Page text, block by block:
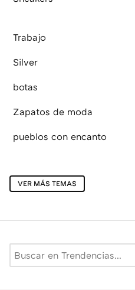
Trabajo
Silver
botas
Zapatos de moda
pueblos con encanto
VER MÁS TEMAS